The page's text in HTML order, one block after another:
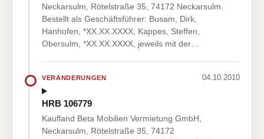
Neckarsulm, Rötelstraße 35, 74172 Neckarsulm.
Bestellt als Geschäftsführer: Busam, Dirk,
Hanhofen, *XX.XX.XXXX; Kappes, Steffen,
Obersulm, *XX.XX.XXXX, jeweils mit der…
VERÄNDERUNGEN 04.10.2010
HRB 106779
Kaufland Beta Mobilien Vermietung GmbH,
Neckarsulm, Rötelstraße 35, 74172